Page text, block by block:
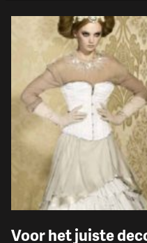
Voor het juiste